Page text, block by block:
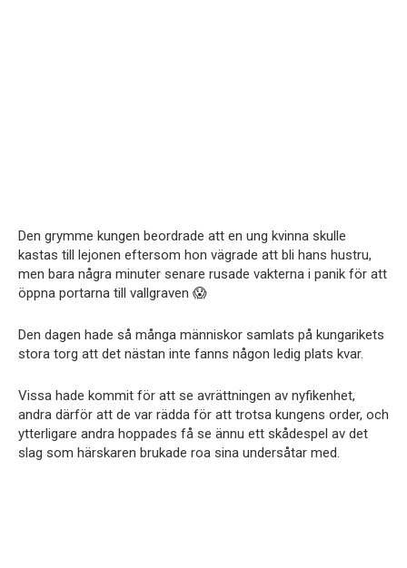
Den grymme kungen beordrade att en ung kvinna skulle
kastas till lejonen eftersom hon vägrade att bli hans hustru,
men bara några minuter senare rusade vakterna i panik för att
öppna portarna till vallgraven 😱
Den dagen hade så många människor samlats på kungarikets
stora torg att det nästan inte fanns någon ledig plats kvar.
Vissa hade kommit för att se avrättningen av nyfikenhet,
andra därför att de var rädda för att trotsa kungens order, och
ytterligare andra hoppades få se ännu ett skådespel av det
slag som härskaren brukade roa sina undersåtar med.